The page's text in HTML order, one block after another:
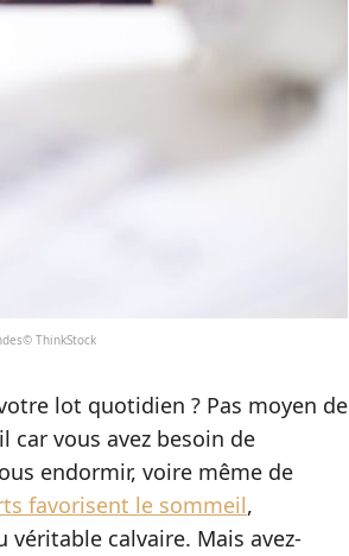
ThinkStock
lot quotidien ? Pas moyen de
car vous avez besoin de
endormir, voire même de
favorisent le sommeil,
calvaire. Mais avez-